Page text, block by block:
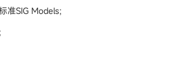
准SIG Models;